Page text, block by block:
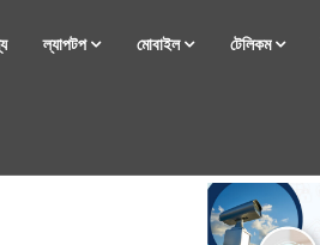
ল্যাপটপ মোবাইল টেলিকম